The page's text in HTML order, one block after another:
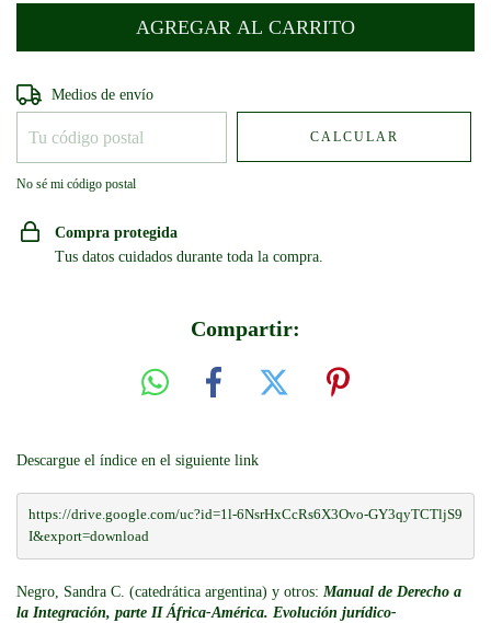
Entregas para el CP:
Medios de envío
CALCULAR
No sé mi código postal
Compra protegida
Tus datos cuidados durante toda la compra.
Compartir:
Descargue el índice en el siguiente link
https://drive.google.com/uc?id=1l-6NsrHxCcRs6X3Ovo-GY3qyTCTljS9
I&export=download
Negro, Sandra C. (catedrática argentina) y otros: Manual de Derecho a
la Integración, parte II África-América. Evolución jurídico-